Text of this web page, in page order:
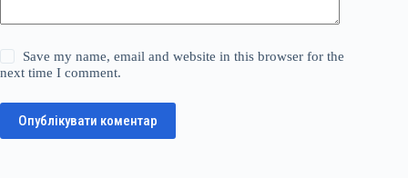
Save my name, email and website in this browser for the
next time I comment.
Опублікувати коментар